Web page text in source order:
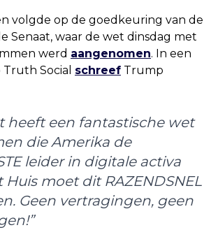
volgde op de goedkeuring van de
Senaat, waar de wet dinsdag met
werd aangenomen. In een
Social schreef Trump
heeft een fantastische wet
die Amerika de
leider in digitale activa
Huis moet dit RAZENDSNEL
Geen vertragingen, geen